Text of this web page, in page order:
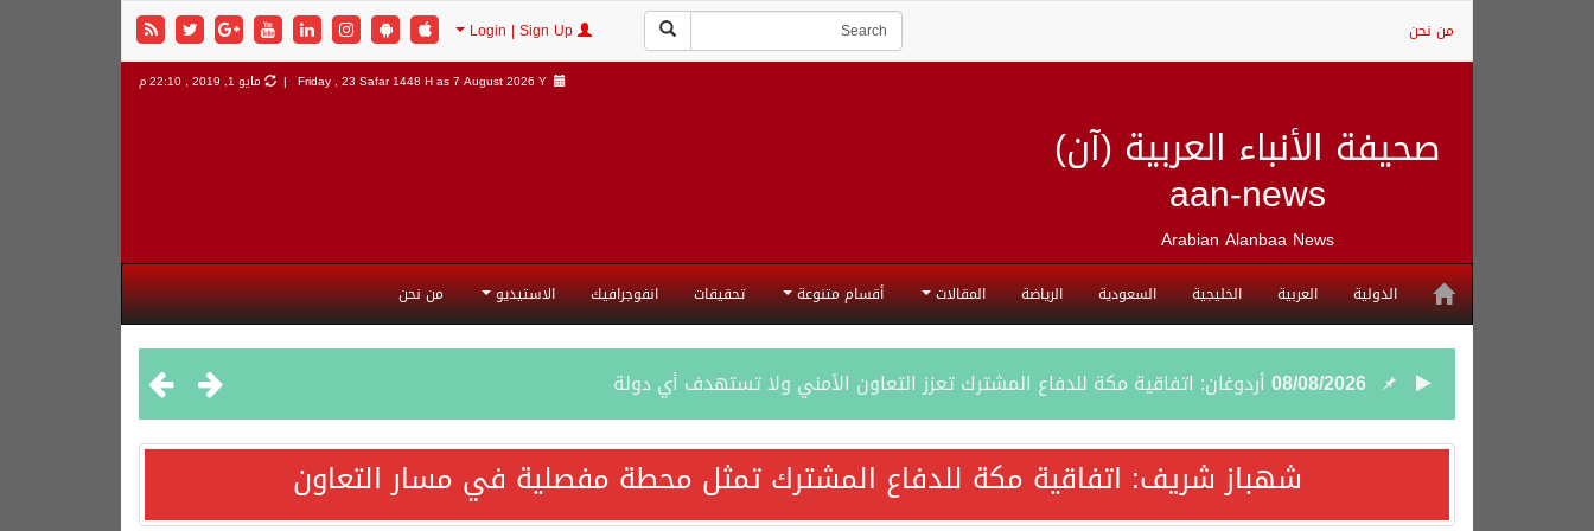
من نحن
صحيفة الأنباء العربية (آن)
aan-news
Arabian Alanbaa News
Friday , 23 Safar 1448 H as7 August 2026 Y | مايو 1, 2019 , 22:10 م
الدولية العربية الخليجية السعودية الرياضة المقالات أقسام متنوعة تحقيقات انفوجرافيك الاستيديو من نحن
08/08/2026 أردوغان: اتفاقية مكة للدفاع المشترك تعزز التعاون الأمني ولا تستهدف أي دولة
08/08/2026سمو وزير الخارجية : اتفاقية مكة تعكس الإرادة السياسية لحماية أمن المنطقة
شهباز شريف: اتفاقية مكة للدفاع المشترك تمثل محطة مفصلية في مسار التعاون